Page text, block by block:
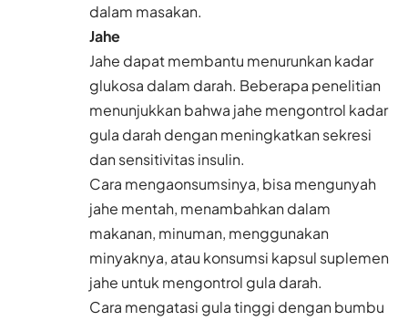
dalam masakan.
Jahe
Jahe dapat membantu menurunkan kadar
glukosa dalam darah. Beberapa penelitian
menunjukkan bahwa jahe mengontrol kadar
gula darah dengan meningkatkan sekresi
dan sensitivitas insulin.
Cara mengaonsumsinya, bisa mengunyah
jahe mentah, menambahkan dalam
makanan, minuman, menggunakan
minyaknya, atau konsumsi kapsul suplemen
jahe untuk mengontrol gula darah.
Cara mengatasi gula tinggi dengan bumbu